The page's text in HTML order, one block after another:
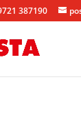
387190